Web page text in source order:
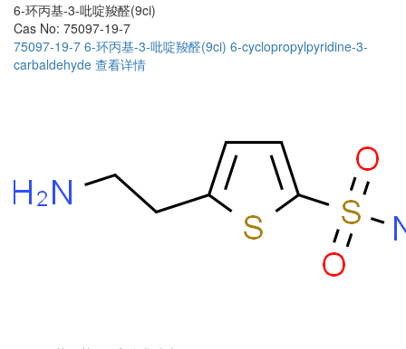
6-环丙基-3-吡啶羧醛(9ci)
Cas No: 75097-19-7
75097-19-7 6-环丙基-3-吡啶羧醛(9ci) 6-cyclopropylpyridine-3-
carbaldehyde 查看详情